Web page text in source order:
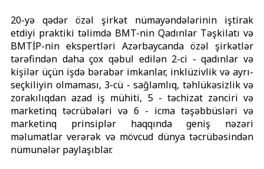
20-yə qədər özəl şirkət nümayəndələrinin iştirak
etdiyi praktiki təlimdə BMT-nin Qadınlar Təşkilatı və
BMTİP-nin ekspertləri Azərbaycanda özəl şirkətlər
tərəfindən daha çox qəbul edilən 2-ci - qadınlar və
kişilər üçün işdə bərabər imkanlar, inklüzivlik və ayrı-
seçkiliyin olmaması, 3-cü - sağlamlıq, təhlükəsizlik və
zorakılıqdan azad iş mühiti, 5 - təchizat zənciri və
marketinq təcrübələri və 6 - icma təşəbbüsləri və
marketinq prinsiplər haqqında geniş nəzəri
məlumatlar verərək və mövcud dünya təcrübəsindən
nümunələr paylaşıblar.